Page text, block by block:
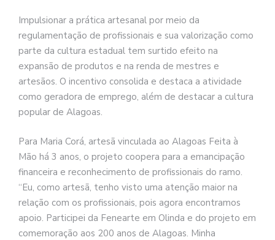
Impulsionar a prática artesanal por meio da
regulamentação de profissionais e sua valorização como
parte da cultura estadual tem surtido efeito na
expansão de produtos e na renda de mestres e
artesãos. O incentivo consolida e destaca a atividade
como geradora de emprego, além de destacar a cultura
popular de Alagoas.
Para Maria Corá, artesã vinculada ao Alagoas Feita à
Mão há 3 anos, o projeto coopera para a emancipação
financeira e reconhecimento de profissionais do ramo.
“Eu, como artesã, tenho visto uma atenção maior na
relação com os profissionais, pois agora encontramos
apoio. Participei da Fenearte em Olinda e do projeto em
comemoração aos 200 anos de Alagoas. Minha